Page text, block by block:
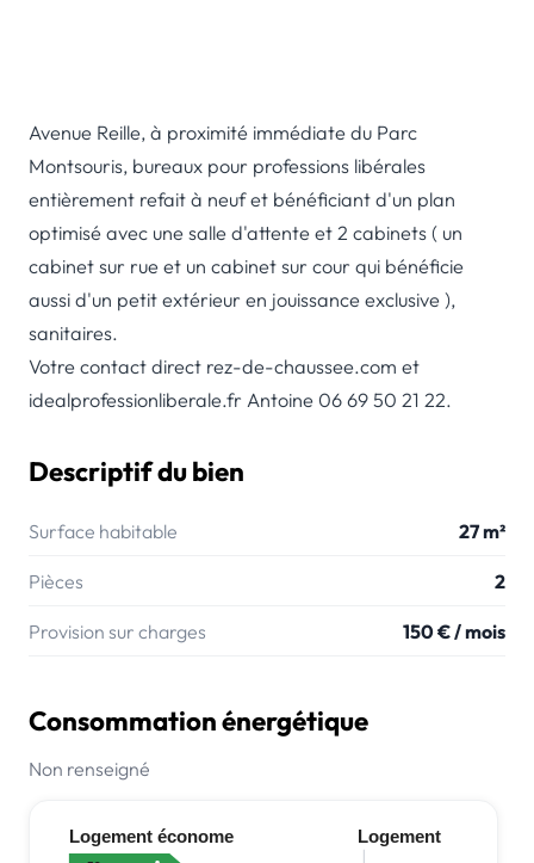
Avenue Reille, à proximité immédiate du Parc
Montsouris, bureaux pour professions libérales
entièrement refait à neuf et bénéficiant d'un plan
optimisé avec une salle d'attente et 2 cabinets ( un
cabinet sur rue et un cabinet sur cour qui bénéficie
aussi d'un petit extérieur en jouissance exclusive ),
sanitaires.
Votre contact direct rez-de-chaussee.com et
idealprofessionliberale.fr Antoine 06 69 50 21 22.
Descriptif du bien
Surface habitable 27 m²
Pièces 2
Provision sur charges 150 € / mois
Consommation énergétique
Non renseigné